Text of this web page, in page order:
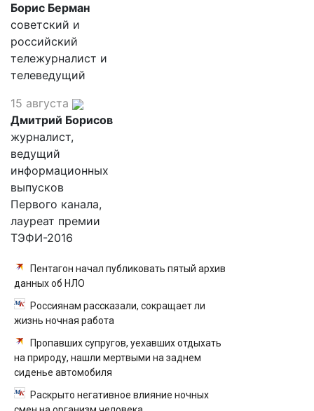
Борис Берман
советский и
российский
тележурналист и
телеведущий
15 августа
Дмитрий Борисов
журналист,
ведущий
информационных
выпусков
Первого канала,
лауреат премии
ТЭФИ-2016
Пентагон начал публиковать пятый архив
данных об НЛО
Россиянам рассказали, сокращает ли
жизнь ночная работа
Пропавших супругов, уехавших отдыхать
на природу, нашли мертвыми на заднем
сиденье автомобиля
Раскрыто негативное влияние ночных